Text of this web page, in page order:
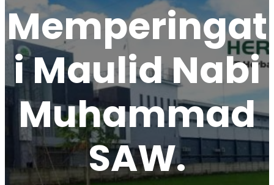
Memperingat
i Maulid Nabi
Muhammad
SAW.